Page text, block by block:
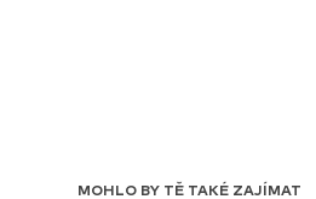
MOHLO BY TĚ TAKÉ ZAJÍMAT